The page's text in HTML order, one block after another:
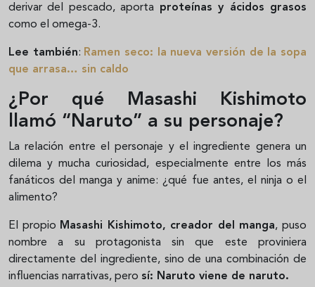
derivar del pescado, aporta proteínas y ácidos grasos
como el omega-3.
Lee también: Ramen seco: la nueva versión de la sopa
que arrasa… sin caldo
¿Por qué Masashi Kishimoto
llamó “Naruto” a su personaje?
La relación entre el personaje y el ingrediente genera un
dilema y mucha curiosidad, especialmente entre los más
fanáticos del manga y anime: ¿qué fue antes, el ninja o el
alimento?
El propio Masashi Kishimoto, creador del manga, puso
nombre a su protagonista sin que este proviniera
directamente del ingrediente, sino de una combinación de
influencias narrativas, pero sí: Naruto viene de naruto.